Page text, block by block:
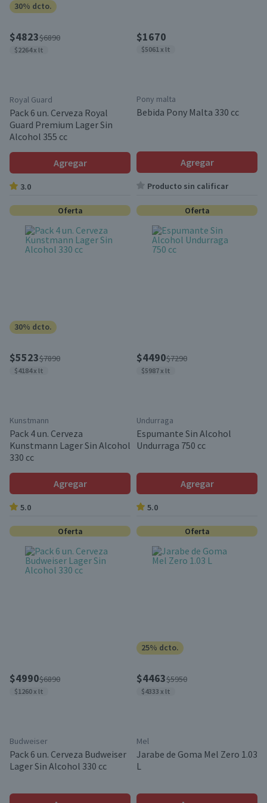
30% dcto.
$4823$6890
$2264 x lt
Royal Guard
Pack 6 un. Cerveza Royal
Guard Premium Lager Sin
Alcohol 355 cc
Agregar
3.0
$1670
$5061 x lt
Pony malta
Bebida Pony Malta 330 cc
Agregar
Producto sin calificar
Oferta
30% dcto.
$5523$7890
$4184 x lt
Kunstmann
Pack 4 un. Cerveza
Kunstmann Lager Sin Alcohol
330 cc
Agregar
5.0
Oferta
$4490$7290
$5987 x lt
Undurraga
Espumante Sin Alcohol
Undurraga 750 cc
Agregar
5.0
Oferta
$4990$6890
$1260 x lt
Budweiser
Pack 6 un. Cerveza Budweiser
Lager Sin Alcohol 330 cc
Oferta
25% dcto.
$4463$5950
$4333 x lt
Mel
Jarabe de Goma Mel Zero 1.03
L